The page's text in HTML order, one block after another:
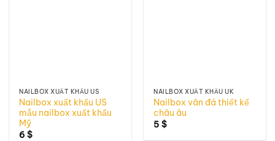
NAILBOX XUẤT KHẨU US
Nailbox xuất khẩu US
mẫu nailbox xuất khẩu
Mỹ
6$
NAILBOX XUẤT KHẨU UK
Nailbox vân đá thiết kế
châu âu
5$